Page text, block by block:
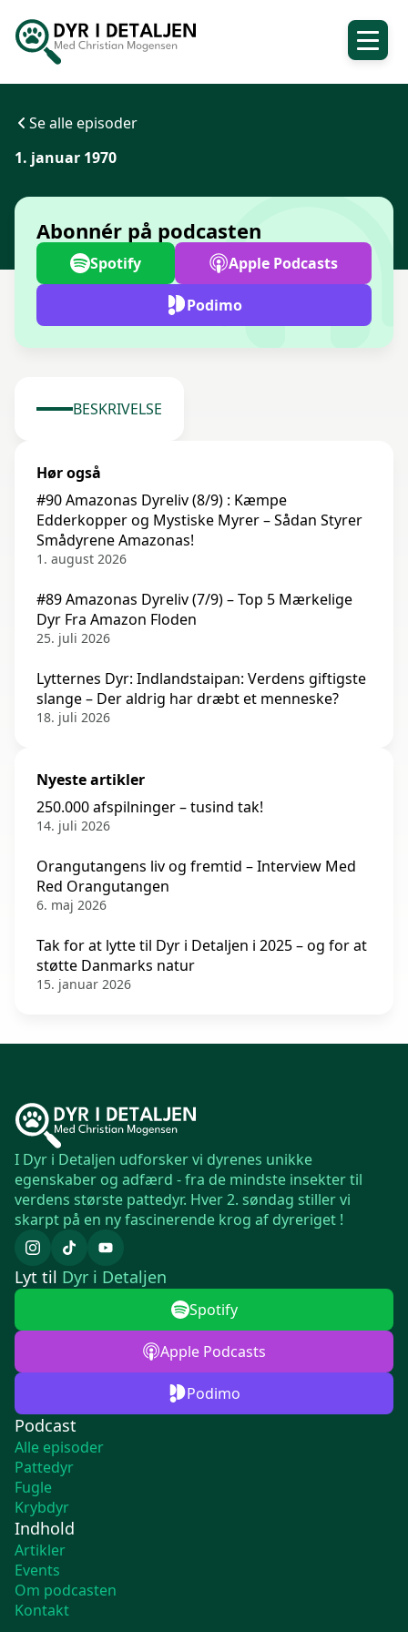
Se alle episoder
1. januar 1970
Abonnér på podcasten
Spotify Apple Podcasts
Podimo
BESKRIVELSE
Hør også
#90 Amazonas Dyreliv (8/9) : Kæmpe
Edderkopper og Mystiske Myrer – Sådan Styrer
Smådyrene Amazonas!
1. august 2026
#89 Amazonas Dyreliv (7/9) – Top 5 Mærkelige
Dyr Fra Amazon Floden
25. juli 2026
Lytternes Dyr: Indlandstaipan: Verdens giftigste
slange – Der aldrig har dræbt et menneske?
18. juli 2026
Nyeste artikler
250.000 afspilninger – tusind tak!
14. juli 2026
Orangutangens liv og fremtid – Interview Med
Red Orangutangen
6. maj 2026
Tak for at lytte til Dyr i Detaljen i 2025 – og for at
støtte Danmarks natur
15. januar 2026
I Dyr i Detaljen udforsker vi dyrenes unikke
egenskaber og adfærd - fra de mindste insekter til
verdens største pattedyr. Hver 2. søndag stiller vi
skarpt på en ny fascinerende krog af dyreriget !
Podcast
Alle episoder
Pattedyr
Fugle
Krybdyr
Indhold
Artikler
Events
Om podcasten
Kontakt
Lyt til Dyr i Detaljen
Spotify
Apple Podcasts
Podimo